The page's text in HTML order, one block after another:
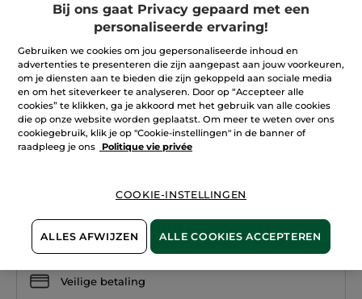
3.4 ★★★★★
★★★★★
3.4
van
sterren.
Lees
reviews.
Poriënreducerende
matterende
foundation
(143)REVIEW TOEVOEGEN
22,90 €
Beige 200
+18
Aantal
IN WINKELMANDJE
Bezorging vanaf11/08
Veilige betaling
Bij ons gaat Privacy gepaard met een
personaliseerde ervaring!
Gebruiken we cookies om jou gepersonaliseerde inhoud en
advertenties te presenteren die zijn aangepast aan jouw voorkeuren,
om je diensten aan te bieden die zijn gekoppeld aan sociale media
en om het siteverkeer te analyseren. Door op “Accepteer alle
cookies” te klikken, ga je akkoord met het gebruik van alle cookies
die op onze website worden geplaatst. Om meer te weten over ons
cookiegebruik, klik je op "Cookie-instellingen" in de banner of
raadpleeg je ons
Politique vie privée
COOKIE-INSTELLINGEN
ALLES AFWIJZEN ALLE COOKIES ACCEPTEREN